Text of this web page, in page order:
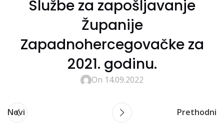
Službe za zapošljavanje
Županije
Zapadnohercegovačke za
2021. godinu.
On 14.09.2022
Novi Prethodni